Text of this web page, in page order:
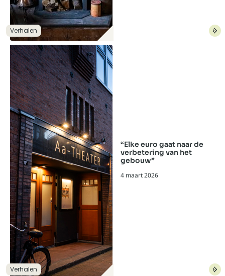
Verhalen
“Elke euro gaat naar de
verbetering van het
gebouw”
Verhalen
4 maart 2026